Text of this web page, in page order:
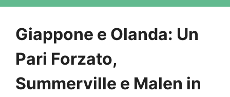
Giappone e Olanda: Un
Pari Forzato,
Summerville e Malen in